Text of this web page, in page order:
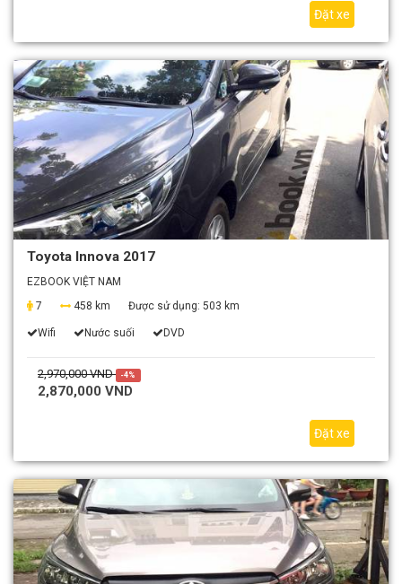
Đặt xe
Toyota Innova 2017
EZBOOK VIỆT NAM
7
458 km Được sử dụng: 503 km
Wifi Nước suối DVD
2,970,000 VND -4%
2,870,000 VND
Đặt xe